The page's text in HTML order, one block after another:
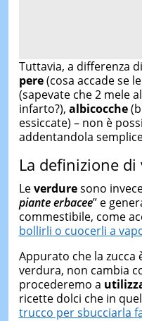
Tuttavia, a differenza
pere(cosa accade se
(sapevate che 2 mele
infarto?), albicocche
essiccate) – non è
addentandola
La definizione
Leverduresono
piante erbacee” e
commestibile, come
bollirli o cuocerli a
Appurato che la
verdura, non cambia
procederemo a
ricette dolci che in
trucco per sbucciarla